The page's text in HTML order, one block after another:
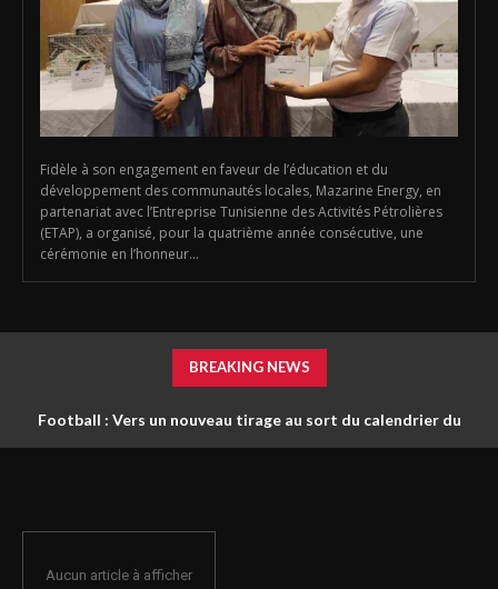
Fidèle à son engagement en faveur de l’éducation et du
développement des communautés locales, Mazarine Energy, en
partenariat avec l’Entreprise Tunisienne des Activités Pétrolières
(ETAP), a organisé, pour la quatrième année consécutive, une
cérémonie en l’honneur...
BREAKING NEWS
Football : Vers un nouveau tirage au sort du calendrier du
Aucun article à afficher